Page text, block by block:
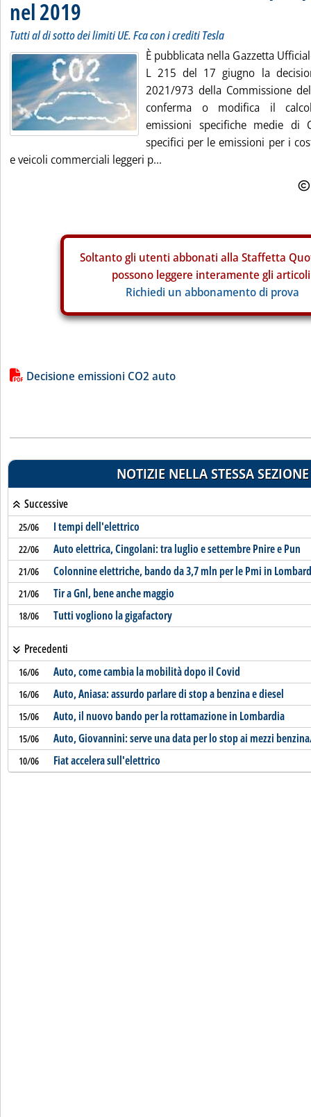
nel 2019
Tutti al di sotto dei limiti UE. Fca con i crediti Tesla
È pubblicata nella Gazzetta
L 215 del 17 giugno la
2021/973 della Commissione
conferma o modifica il
emissioni specifiche medie di
specifici per le emissioni per i
e veicoli commerciali leggeri p...
Soltanto gli utenti abbonati alla Staffetta
possono leggere interamente gli
Richiedi un abbonamento di prova
Lista allegati PDF alla notizia
Decisione emissioni CO2 auto
NOTIZIE NELLA STESSA SEZIONE
Successive
25/06 I tempi dell'elettrico
22/06 Auto elettrica, Cingolani: tra luglio e settembre Pnire e Pun
21/06 Colonnine elettriche, bando da 3,7 mln per le Pmi in
21/06 Tir a Gnl, bene anche maggio
18/06 Tutti vogliono la gigafactory
Precedenti
16/06 Auto, come cambia la mobilità dopo il Covid
16/06 Auto, Aniasa: assurdo parlare di stop a benzina e diesel
15/06 Auto, il nuovo bando per la rottamazione in Lombardia
15/06 Auto, Giovannini: serve una data per lo stop ai mezzi
10/06 Fiat accelera sull'elettrico